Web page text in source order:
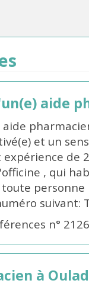
aide
aide
et un
expérience de
, qui
toute
suivant:
n°
à